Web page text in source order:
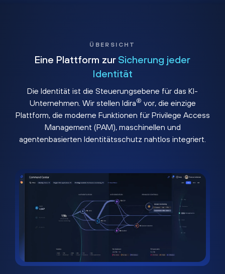
ÜBERSICHT
Eine Plattform zur Sicherung jeder
Identität
Die Identität ist die Steuerungsebene für das KI-
Unternehmen. Wir stellen Idira® vor, die einzige
Plattform, die moderne Funktionen für Privilege Access
Management (PAM), maschinellen und
agentenbasierten Identitätsschutz nahtlos integriert.